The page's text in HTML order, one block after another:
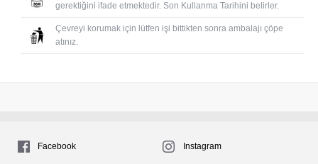
gerektiğini ifade etmektedir. Son Kullanma Tarihini belirler.
Çevreyi korumak için lütfen işi bittikten sonra ambalajı çöpe
atınız.
Facebook Instagram